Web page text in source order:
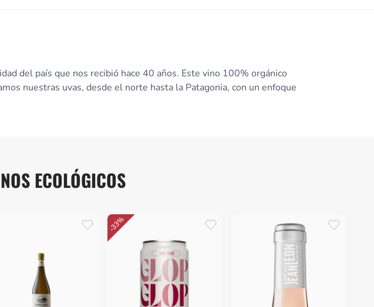
del país que nos recibió hace 40 años. Este vino 100% orgánico
nuestras uvas, desde el norte hasta la Patagonia, con un enfoque
ECOLÓGICOS
-33%